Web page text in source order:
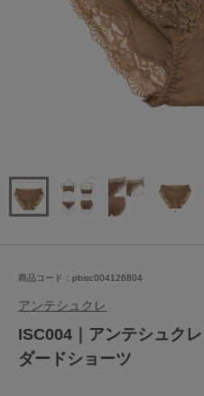
商品コード：pbisc004126804
アンテシュクレ
ISC004｜アンテシュク
ダードショーツ